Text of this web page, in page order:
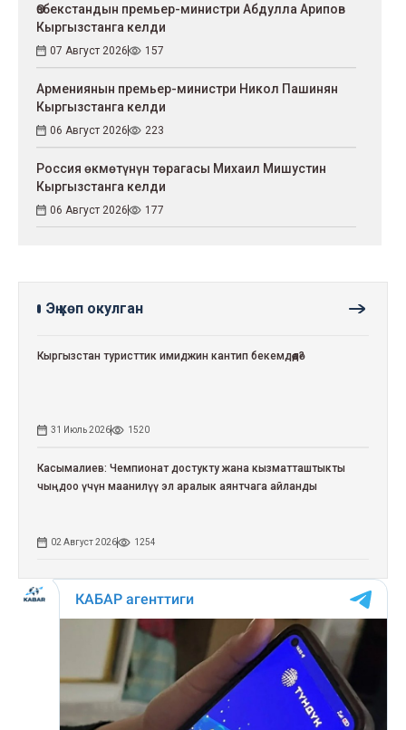
Өзбекстандын премьер-министри Абдулла Арипов
Кыргызстанга келди
07 Август 2026 157
Армениянын премьер-министри Никол Пашинян
Кыргызстанга келди
06 Август 2026 223
Россия өкмөтүнүн төрагасы Михаил Мишустин
Кыргызстанга келди
06 Август 2026 177
Эң көп окулган
Кыргызстан туристтик имиджин кантип бекемдөөдө?
31 Июль 2026 1520
Касымалиев: Чемпионат достукту жана кызматташтыкты
чыңдоо үчүн маанилүү эл аралык аянтчага айланды
02 Август 2026 1254